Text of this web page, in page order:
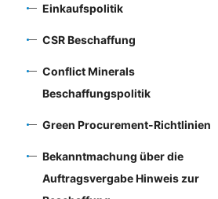
Einkaufspolitik
CSR Beschaffung
Conflict Minerals
Beschaffungspolitik
Green Procurement-Richtlinien
Bekanntmachung über die
Auftragsvergabe Hinweis zur